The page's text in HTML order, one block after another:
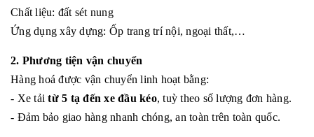
Chất liệu: đất sét nung
Ứng dụng xây dựng: Ốp trang trí nội, ngoại thất,…
2. Phương tiện vận chuyển
Hàng hoá được vận chuyển linh hoạt bằng:
- Xe tảitừ 5 tạ đến xe đầu kéo, tuỳ theo số lượng đơn hàng.
- Đảm bảo giao hàng nhanh chóng, an toàn trên toàn quốc.